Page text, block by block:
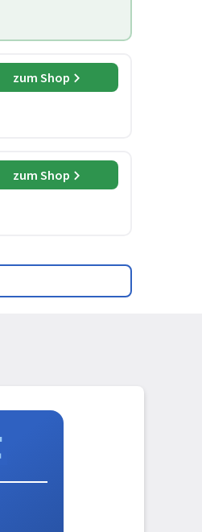
zum Shop
zum Shop